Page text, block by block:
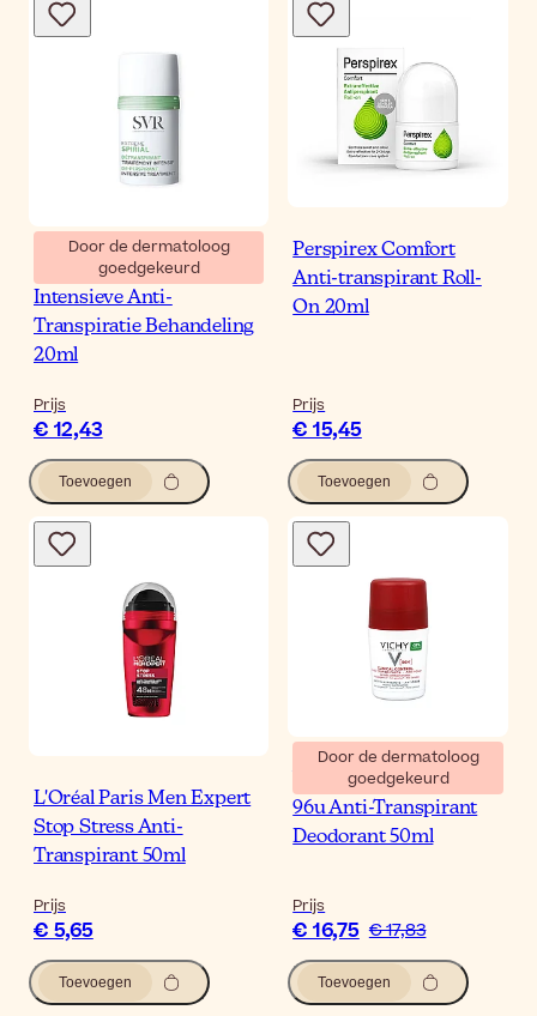
Door de dermatoloog
goedgekeurd
SVR Spirial Extreme
Intensieve Anti-
Transpiratie Behandeling
20ml
Prijs
€ 12,43
Toevoegen
Perspirex Comfort
Anti-transpirant Roll-
On 20ml
Prijs
€ 15,45
Toevoegen
L'Oréal Paris Men Expert
Stop Stress Anti-
Transpirant 50ml
Prijs
€ 5,65
Toevoegen
Door de dermatoloog
goedgekeurd
Vichy Clinical Control
96u Anti-Transpirant
Deodorant 50ml
Prijs
€ 16,75 € 17,83
Toevoegen